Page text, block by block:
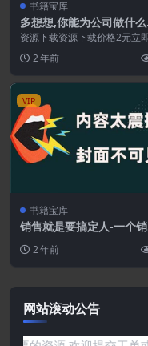
书籍宝库
多想想,你能为公司做什么
F
资源下载资源下载价格2元立
2 年前
VIP
书籍宝库
销售就是要搞定人-一个销
F 2 年前
网站滚动公告